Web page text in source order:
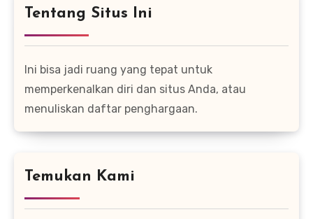
Tentang Situs Ini
Ini bisa jadi ruang yang tepat untuk
memperkenalkan diri dan situs Anda, atau
menuliskan daftar penghargaan.
Temukan Kami